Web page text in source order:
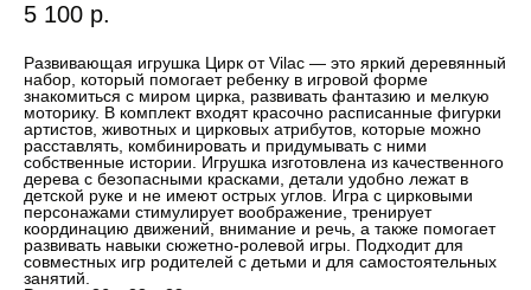
5 100 р.
Развивающая игрушка Цирк от Vilac — это яркий деревянный
набор, который помогает ребенку в игровой форме
знакомиться с миром цирка, развивать фантазию и мелкую
моторику. В комплект входят красочно расписанные фигурки
артистов, животных и цирковых атрибутов, которые можно
расставлять, комбинировать и придумывать с ними
собственные истории. Игрушка изготовлена из качественного
дерева с безопасными красками, детали удобно лежат в
детской руке и не имеют острых углов. Игра с цирковыми
персонажами стимулирует воображение, тренирует
координацию движений, внимание и речь, а также помогает
развивать навыки сюжетно-ролевой игры. Подходит для
совместных игр родителей с детьми и для самостоятельных
занятий.